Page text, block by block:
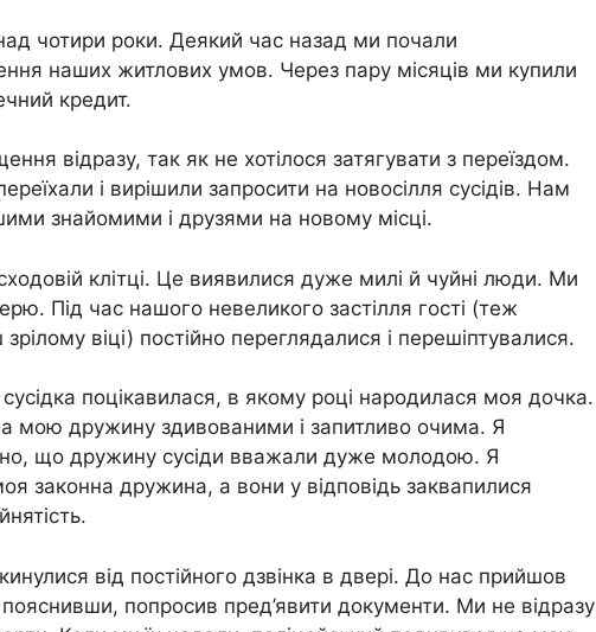
чотири роки. Деякий час назад ми почали
наших житлових умов. Через пару місяців ми купили
кредит.
відразу, так як не хотілося затягувати з переїздом.
і вирішили запросити на новосілля сусідів. Нам
знайомими і друзями на новому місці.
клітці. Це виявилися дуже милі й чуйні люди. Ми
Під час нашого невеликого застілля гості (теж
віці) постійно переглядалися і перешіптувалися.
поцікавилася, в якому році народилася моя дочка.
мою дружину здивованими і запитливо очима. Я
що дружину сусіди вважали дуже молодою. Я
законна дружина, а вони у відповідь заквапилися
від постійного дзвінка в двері. До нас прийшов
попросив пред’явити документи. Ми не відразу